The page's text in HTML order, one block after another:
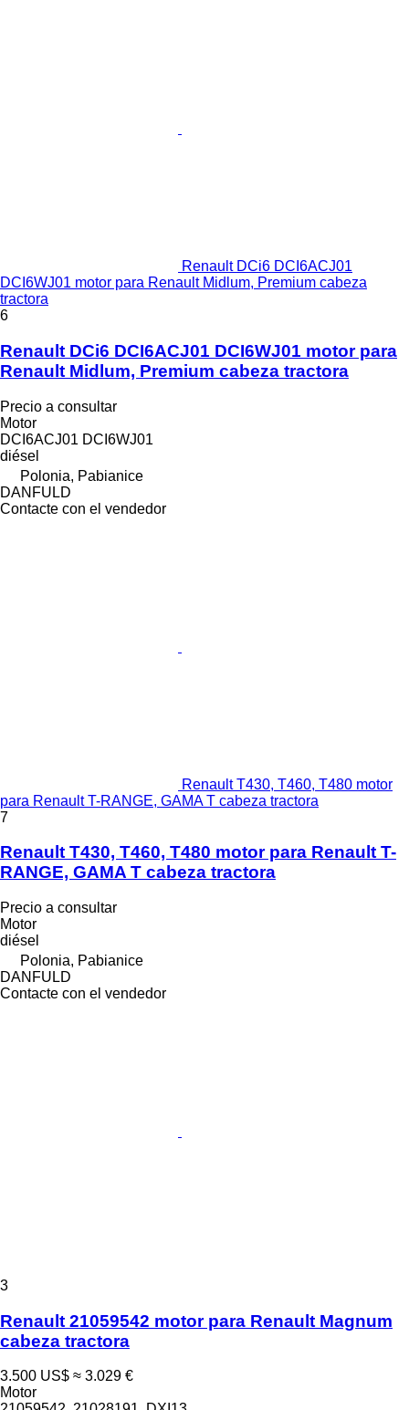
Renault DCi6 DCI6ACJ01
DCI6WJ01 motor para Renault Midlum, Premium cabeza
tractora
6
Renault DCi6 DCI6ACJ01 DCI6WJ01 motor para
Renault Midlum, Premium cabeza tractora
Precio a consultar
Motor
DCI6ACJ01 DCI6WJ01
diésel
Polonia, Pabianice
DANFULD
Contacte con el vendedor
Renault T430, T460, T480 motor
para Renault T-RANGE, GAMA T cabeza tractora
7
Renault T430, T460, T480 motor para Renault T-
RANGE, GAMA T cabeza tractora
Precio a consultar
Motor
diésel
Polonia, Pabianice
DANFULD
Contacte con el vendedor
3
Renault 21059542 motor para Renault Magnum
cabeza tractora
3.500 US$ ≈ 3.029 €
Motor